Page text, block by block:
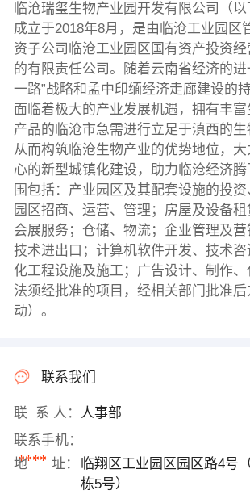
临沧瑞玺生物产业园开发有限公司（以
成立于2018年8月，是由临沧工业园区
资子公司临沧工业园区国有资产投资
的有限责任公司。随着云南省经济的进
一路”战略和孟中印缅经济走廊建设的
面临着极大的产业发展机遇，拥有丰
产品的临沧市急需进行立足于滇西的生
从而构筑临沧生物产业的优势地位，
心的新型城镇化建设，助力临沧经济
围包括：产业园区及其配套设施的投资
园区招商、运营、管理；房屋及设备租
会展服务；仓储、物流；企业管理及
技术进出口；计算机软件开发、技术
化工程设施及施工；广告设计、制作
法须经批准的项目，经相关部门批准
动）。
联系我们
联 系 人： 人事部
联系手机：
****
地 址：
临翔区工业园区园区路4号
栋5号）